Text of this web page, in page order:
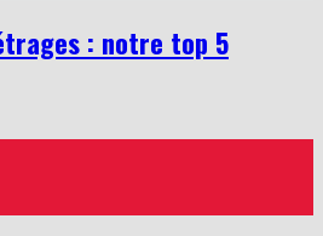
: notre top 5